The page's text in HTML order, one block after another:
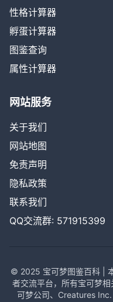
性格计算器
孵蛋计算器
图鉴查询
属性计算器
网站服务
关于我们
网站地图
免责声明
隐私政策
联系我们
QQ交流群: 571915399
© 2025 宝可梦图鉴百科 |
者交流平台，所有宝可梦
可梦公司、Creatures